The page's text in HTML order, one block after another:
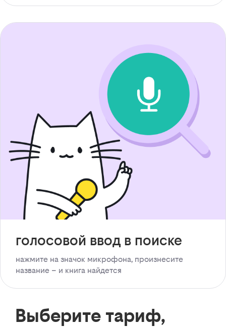
голосовой ввод в поиске
нажмите на значок микрофона, произнесите
название – и книга найдется
Выберите тариф,